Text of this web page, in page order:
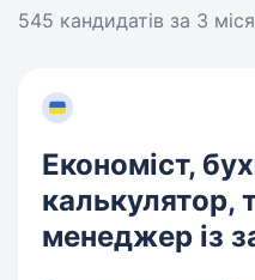
545 кандидатів за 3
Економіст,
калькулятор,
менеджер із